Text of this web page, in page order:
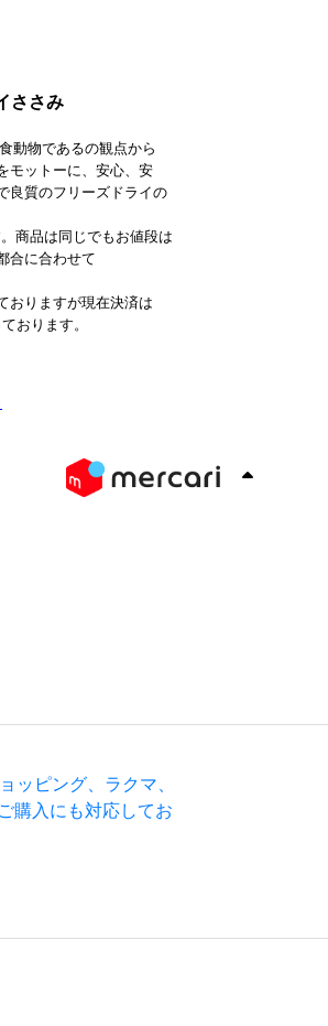
ささみ
動物であるの観点から
モットーに、安心、安
良質のフリーズドライの
商品は同じでもお値段は
合に合わせて
おりますが現在決済は
おります。
ッピング、ラクマ、
購入にも対応してお